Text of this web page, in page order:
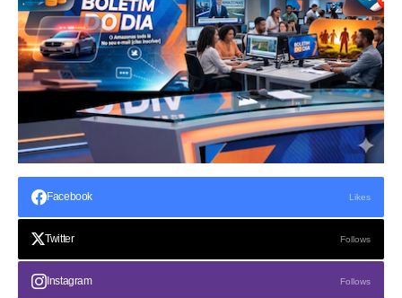
Facebook Likes
Twitter Follows
Instagram Follows